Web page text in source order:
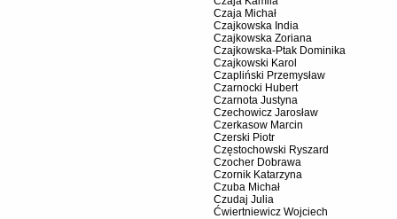
Czaja Michał
Czajkowska India
Czajkowska Zoriana
Czajkowska-Ptak Dominika
Czajkowski Karol
Czapliński Przemysław
Czarnocki Hubert
Czarnota Justyna
Czechowicz Jarosław
Czerkasow Marcin
Czerski Piotr
Częstochowski Ryszard
Czocher Dobrawa
Czornik Katarzyna
Czuba Michał
Czudaj Julia
Ćwiertniewicz Wojciech